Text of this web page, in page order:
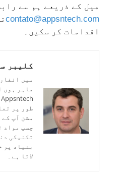
میل کے ذریعے ہم سے
contato@appsntech.com
اقدامات کر سکیں۔
کلیبر
میں
ماہر ہوں
طور پر
مشن آپ
چسپ مواد
تکنیکی
بنیاد پر
لاتا ہے۔